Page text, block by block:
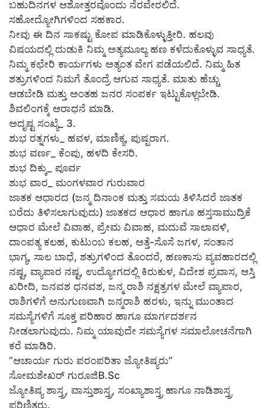
ಬಹುದಿನಗಳ ಆಶೋತ್ತರವೊಂದು ನೆರವೇರಲಿದೆ.
ಸಹೋದ್ಯೋಗಿಗಳಿಂದ ಸಹಕಾರ.
ನೀವು ಈ ದಿನ ಸಾಕಷ್ಟು ಕೋಪ ಮಾಡಿಕೊಳ್ಳುತ್ತೀರಿ. ಹಲವು
ವಿಷಯದಲ್ಲಿ ದುಡುಕಿ ನಿಮ್ಮ ಅತ್ಯಮೂಲ್ಯ ಹಣ ಕಳೆದುಕೊಳ್ಳುವ ಸಾಧ್ಯತೆ.
ನಿಮ್ಮ ಕಛೇರಿ ಕಾರ್ಯಗಳು ಅತ್ಯಂತ ವೇಗ ಪಡೆಯಲಿದೆ. ನಿಮ್ಮ ಹಿತ
ಶತ್ರುಗಳಿಂದ ನಿಮಗೆ ತೊಂದ್ರೆ ಆಗುವ ಸಾಧ್ಯತೆ. ಮಾತು ಹೆಚ್ಚು
ಆಡಬೇಡಿ ಮತ್ತು ಅಂತಹ ಜನರ ಸಂಪರ್ಕ ಇಟ್ಟುಕೊಳ್ಲಬೇಡಿ.
ಶಿವಲಿಂಗಕ್ಕೆ ಆರಾಧನೆ ಮಾಡಿ.
ಅದೃಷ್ಟ ಸಂಖ್ಯೆ_ 3.
ಶುಭ ರತ್ನಗಳು_ ಹವಳ, ಮಾಣಿಕ್ಯ, ಪುಷ್ಪರಾಗ.
ಶುಭ ವರ್ಣ_ ಕೆಂಪು, ಹಳದಿ ಕೇಸರಿ.
ಶುಭ ದಿಕ್ಕು_ ಪೂರ್ವ
ಶುಭ ವಾರ_ ಮಂಗಳವಾರ ಗುರುವಾರ
ಜಾತಕ ಆಧಾರದ (ಜನ್ಮ ದಿನಾಂಕ ಮತ್ತು ಸಮಯ ತಿಳಿಸಿದರೆ ಜಾತಕ
ಬರೆದು ತಿಳಿಸಲಾಗುವುದು) ಜಾತಕದ ಆಧಾರ ಹಾಗೂ ಹಸ್ತಸಾಮುದ್ರಿಕೆ
ಆಧಾರ ಮೇಲೆ ವಿವಾಹ, ಪ್ರೇಮ ವಿವಾಹ, ಮದುವೆ ಸಾಲಾವಳಿ,
ದಾಂಪತ್ಯ ಕಲಹ, ಕುಟುಂಬ ಕಲಹ, ಅತ್ತೆ-ಸೊಸೆ ಜಗಳ, ಸಂತಾನ
ಭಾಗ್ಯ, ಸಾಲ ಬಾಧೆ, ಶತ್ರುಗಳಿಂದ ತೊಂದರೆ, ಹಣಕಾಸು ವ್ಯವಹಾರದಲ್ಲಿ
ನಷ್ಟ, ವ್ಯಾಪಾರ ನಷ್ಟ, ಉದ್ಯೋಗದಲ್ಲಿ ಕಿರುಕುಳ, ವಿದೇಶ ಪ್ರವಾಸ, ಆಸ್ತಿ
ಖರೀದಿ, ಜನವಶ ಧನವಶ, ಜನ್ಮ ರಾಶಿ ನಕ್ಷತ್ರಗಳ ಮೇಲೆ ವ್ಯಾಪಾರ,
ರಾಶಿಗಳಿಗೆ ಅನುಗುಣವಾಗಿ ಜನ್ಮರಾಶಿ ಹರಳು, ಇನ್ನು ಮುಂತಾದ
ಸಮಸ್ಯೆಗಳಿಗೆ ಸೂಕ್ತ ಪರಿಹಾರ ಹಾಗೂ ಮಾರ್ಗದರ್ಶನ
ನೀಡಲಾಗುವುದು. ನಿಮ್ಮ ಯಾವುದೇ ಸಮಸ್ಯೆಗಳ ಸಮಾಲೋಚನೆಗಾಗಿ
ಕರೆ ಮಾಡಿರಿ.
“ಆಚಾರ್ಯ ಗುರು ಪರಂಪರಿತಾ ಜ್ಯೋತಿಷ್ಯರು”
ಸೋಮಶೇಖರ್ ಗುರೂಜಿB.Sc
ಜ್ಯೋತಿಷ್ಯ ಶಾಸ್ತ್ರ, ವಾಸ್ತುಶಾಸ್ತ್ರ, ಸಂಖ್ಯಾಶಾಸ್ತ್ರ ಹಾಗೂ ನಾಡಿಶಾಸ್ತ್ರ
ಪರಿಣಿತರು.